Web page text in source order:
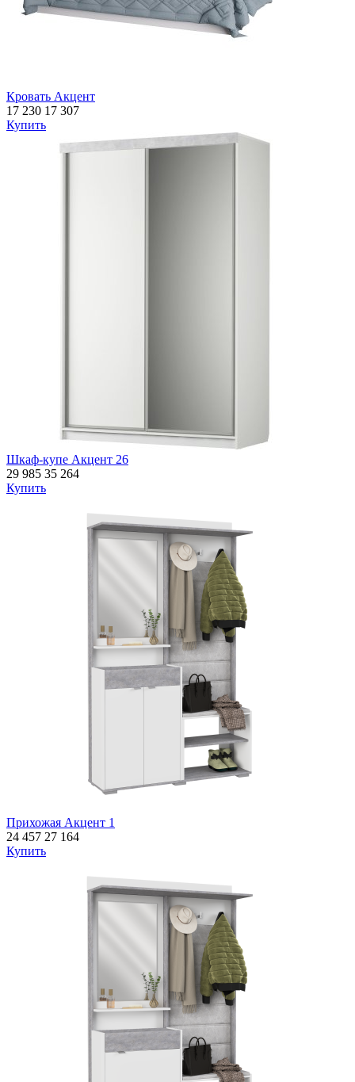
Кровать Акцент
17 230 17 307
Купить
Шкаф-купе Акцент 26
29 985 35 264
Купить
Прихожая Акцент 1
24 457 27 164
Купить